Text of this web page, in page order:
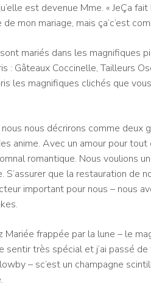
est devenue Mme. « JeÇa
de mon mariage, mais ça‘c’est
mariés dans les magnifiques
: Gâteaux Coccinelle, Tailleurs
les magnifiques clichés que
nous décrirons comme deux
anime. Avec un amour pour
romantique. Nous voulions
que la restauration de
important pour nous – nous
Mariée frappée par la lune – le
sentir très spécial et j’ai passé
– sc’est un champagne